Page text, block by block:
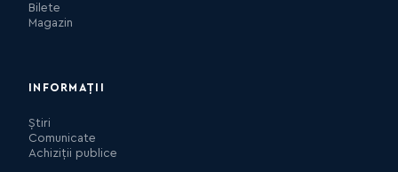
Bilete
Magazin
INFORMAȚII
Știri
Comunicate
Achiziții publice